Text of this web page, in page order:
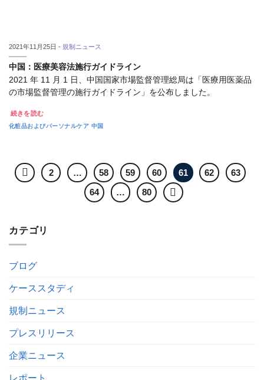
カテゴリ
ブログ
ケーススタディ
規制ニュース
プレスリリース
企業ニュース
2021年11月25日 - 規制ニュース
中国：医療美容法施行ガイドライン
2021 年 11 月 1 日、中国国家市場監督管理総局は「医療用医薬品
の市場監督管理の施行ガイドライン」を公布しました。
続きを読む
化粧品およびパーソナルケア 中国
2 … 58 59 60 61 62
63
64
… 80